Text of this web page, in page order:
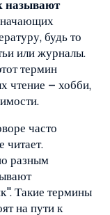
называют
будь то
или журналы.
термин
чтение – хобби,
часто
читает.
разным
. Такие термины
на пути к